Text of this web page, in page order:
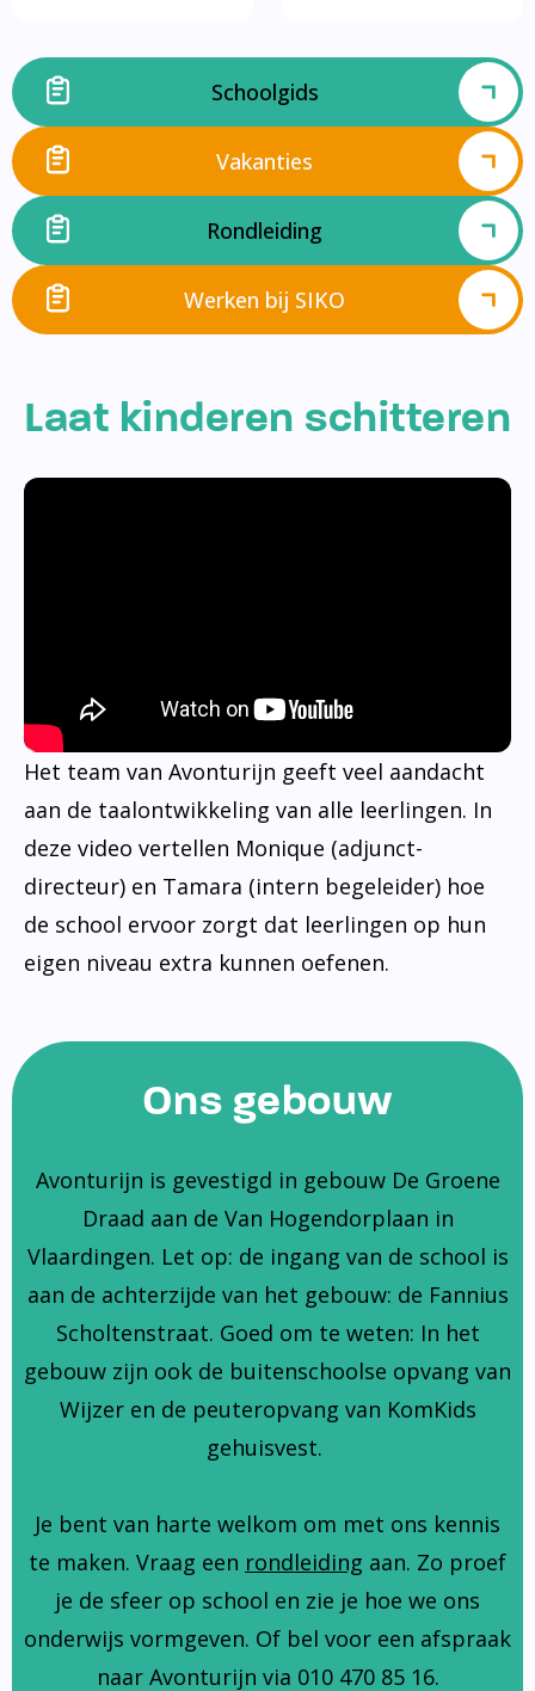
Schoolgids
Vakanties
Rondleiding
Werken bij SIKO
Laat kinderen schitteren
Het team van Avonturijn geeft veel aandacht
aan de taalontwikkeling van alle leerlingen. In
deze video vertellen Monique (adjunct-
directeur) en Tamara (intern begeleider) hoe
de school ervoor zorgt dat leerlingen op hun
eigen niveau extra kunnen oefenen.
Ons gebouw
Avonturijn is gevestigd in gebouw De Groene
Draad aan de Van Hogendorplaan in
Vlaardingen. Let op: de ingang van de school is
aan de achterzijde van het gebouw: de Fannius
Scholtenstraat. Goed om te weten: In het
gebouw zijn ook de buitenschoolse opvang van
Wijzer en de peuteropvang van KomKids
gehuisvest.
Je bent van harte welkom om met ons kennis
te maken. Vraag een rondleiding aan. Zo proef
je de sfeer op school en zie je hoe we ons
onderwijs vormgeven. Of bel voor een afspraak
naar Avonturijn via 010 470 85 16.